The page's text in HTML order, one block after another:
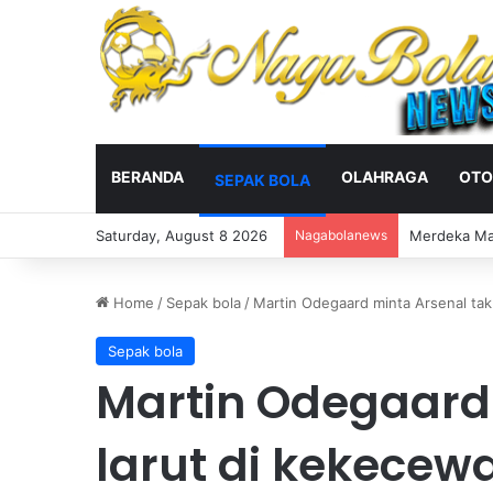
BERANDA SEPAK BOLA OLAHRAGA
Saturday, August 8 2026 Nagabolanews Veda Ega
Home / Sepak bola / Martin Odegaard minta Arsenal
Sepak bola
Martin
larut di